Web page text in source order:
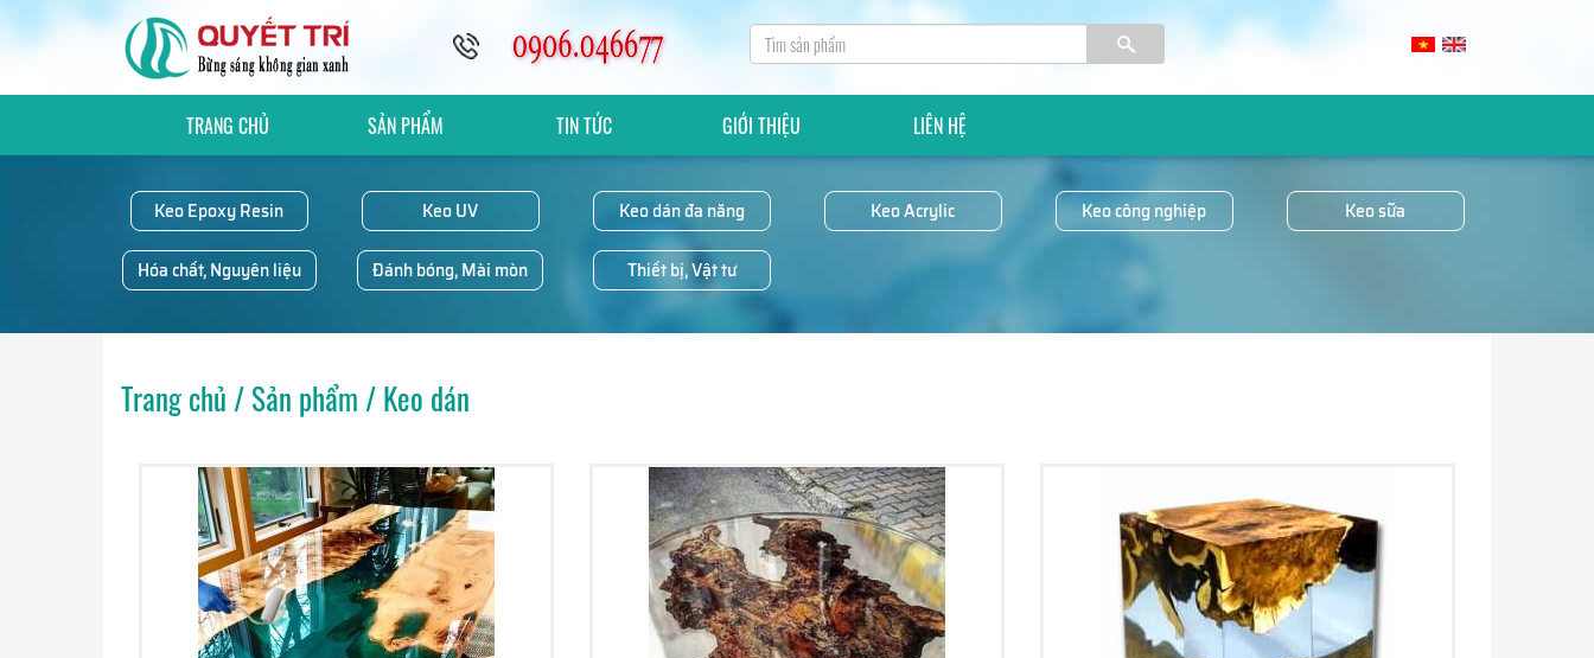
TRANG CHỦ SẢN PHẨM TIN TỨC GIỚI THIỆU LIÊN HỆ
Keo Epoxy Resin Keo UV Keo dán đa năng Keo Acrylic Keo công nghiệp Keo sữa
Hóa chất, Nguyên liệu Đánh bóng, Mài mòn Thiết bị, Vật tư
Trang chủ /Sản phẩm /Keo dán